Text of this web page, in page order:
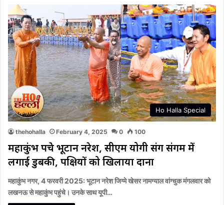
Ho Halla Special
thehohalla February 4, 2025 0 100
महाकुंभ पहुंचे भूटान नरेश, सीएम योगी संग संगम में
लगाई डुबकी, पक्षियों को खिलाया दाना
महाकुंभ नगर, 4 फरवरी 2025: भूटान नरेश जिग्मे खेसर नामग्याल वांग्चुक मंगलवार को
लखनऊ से महाकुंभ पहुंचे। उनके साथ यूपी…